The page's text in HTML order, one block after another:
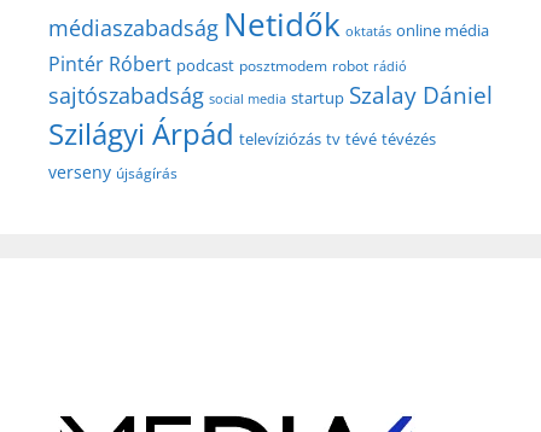
médiaszabadság Netidők oktatás online média
Pintér Róbert podcast posztmodem robot rádió
sajtószabadság social media startup Szalay Dániel
Szilágyi Árpád televíziózás tv tévé tévézés
verseny újságírás